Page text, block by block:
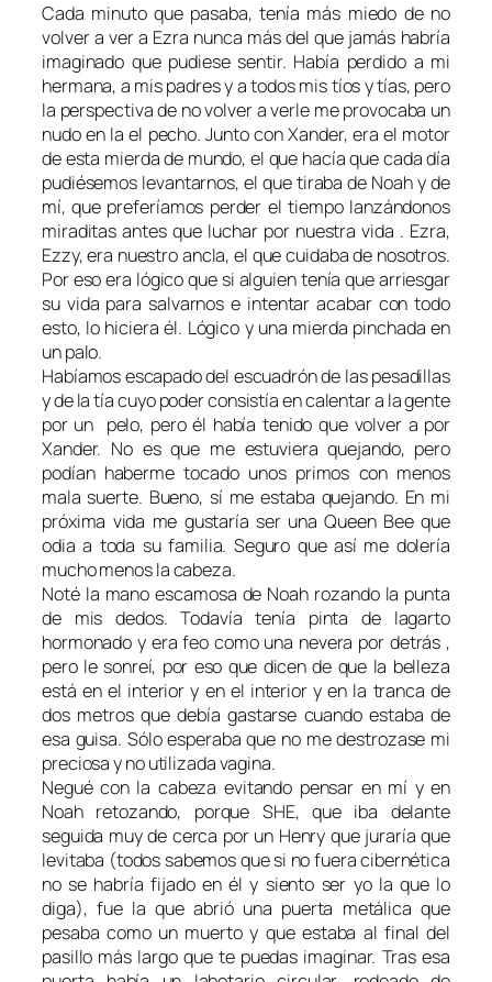
Cada minuto que pasaba, tenía más miedo de no
volver a ver a Ezra nunca más del que jamás habría
imaginado que pudiese sentir. Había perdido a mi
hermana, a mis padres y a todos mis tíos y tías, pero
la perspectiva de no volver a verle me provocaba un
nudo en la el pecho. Junto con Xander, era el motor
de esta mierda de mundo, el que hacía que cada día
pudiésemos levantarnos, el que tiraba de Noah y de
mí, que preferíamos perder el tiempo lanzándonos
miraditas antes que luchar por nuestra vida . Ezra,
Ezzy, era nuestro ancla, el que cuidaba de nosotros.
Por eso era lógico que si alguien tenía que arriesgar
su vida para salvarnos e intentar acabar con todo
esto, lo hiciera él. Lógico y una mierda pinchada en
un palo.
Habíamos escapado del escuadrón de las pesadillas
y de la tía cuyo poder consistía en calentar a la gente
por un pelo, pero él había tenido que volver a por
Xander. No es que me estuviera quejando, pero
podían haberme tocado unos primos con menos
mala suerte. Bueno, sí me estaba quejando. En mi
próxima vida me gustaría ser una Queen Bee que
odia a toda su familia. Seguro que así me dolería
mucho menos la cabeza.
Noté la mano escamosa de Noah rozando la punta
de mis dedos. Todavía tenía pinta de lagarto
hormonado y era feo como una nevera por detrás ,
pero le sonreí, por eso que dicen de que la belleza
está en el interior y en el interior y en la tranca de
dos metros que debía gastarse cuando estaba de
esa guisa. Sólo esperaba que no me destrozase mi
preciosa y no utilizada vagina.
Negué con la cabeza evitando pensar en mí y en
Noah retozando, porque SHE, que iba delante
seguida muy de cerca por un Henry que juraría que
levitaba (todos sabemos que si no fuera cibernética
no se habría fijado en él y siento ser yo la que lo
diga), fue la que abrió una puerta metálica que
pesaba como un muerto y que estaba al final del
pasillo más largo que te puedas imaginar. Tras esa